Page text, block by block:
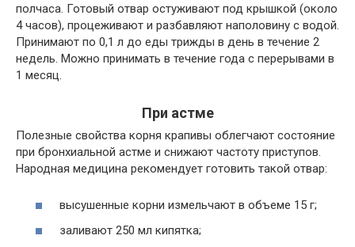
полчаса. Готовый отвар остуживают под крышкой (около
4 часов), процеживают и разбавляют наполовину с водой.
Принимают по 0,1 л до еды трижды в день в течение 2
недель. Можно принимать в течение года с перерывами в
1 месяц.
При астме
Полезные свойства корня крапивы облегчают состояние
при бронхиальной астме и снижают частоту приступов.
Народная медицина рекомендует готовить такой отвар:
высушенные корни измельчают в объеме 15 г;
заливают 250 мл кипятка;